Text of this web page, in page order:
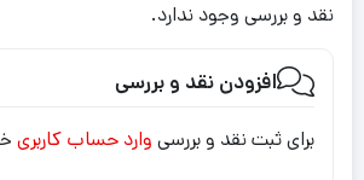
نقد و بررسی وجود ندارد.
افزودن نقد و بررسی
برای ثبت نقد و بررسی وارد حساب کاربری